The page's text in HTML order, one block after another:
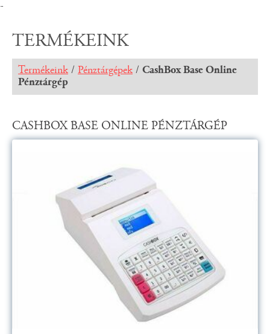
-
TERMÉKEINK
Termékeink / Pénztárgépek / CashBox Base Online
Pénztárgép
CASHBOX BASE ONLINE PÉNZTÁRGÉP